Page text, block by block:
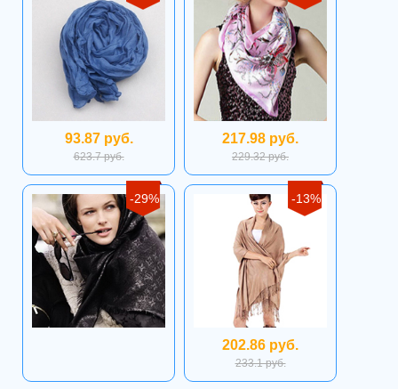
93.87 руб.
623.7 руб.
217.98 руб.
229.32 руб.
-29% -13%
202.86 руб.
233.1 руб.